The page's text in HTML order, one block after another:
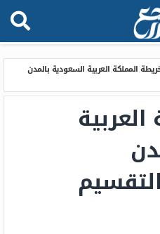
المملكة العربية السعودية بالمدن